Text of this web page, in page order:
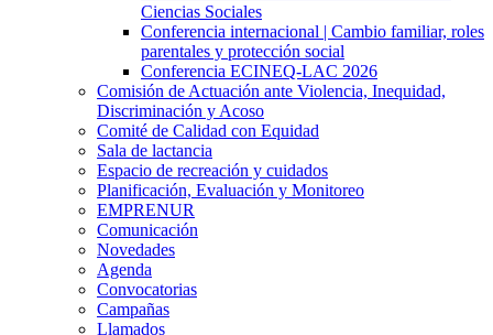
Ciencias Sociales
Conferencia internacional | Cambio familiar, roles
parentales y protección social
Conferencia ECINEQ-LAC 2026
Comisión de Actuación ante Violencia, Inequidad,
Discriminación y Acoso
Comité de Calidad con Equidad
Sala de lactancia
Espacio de recreación y cuidados
Planificación, Evaluación y Monitoreo
EMPRENUR
Comunicación
Novedades
Agenda
Convocatorias
Campañas
Llamados